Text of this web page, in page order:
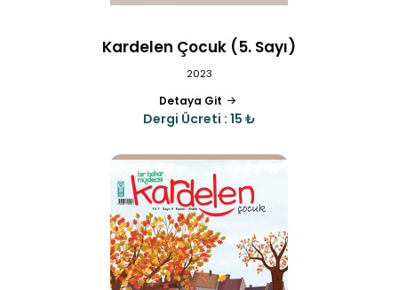
Kardelen Çocuk (5. Sayı)
2023
Detaya Git
Dergi Ücreti : 15 ₺